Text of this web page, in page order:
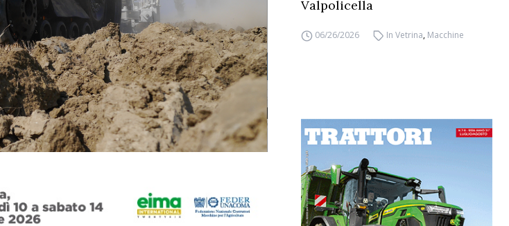
Valpolicella
06/26/2026 In Vetrina, Macchine